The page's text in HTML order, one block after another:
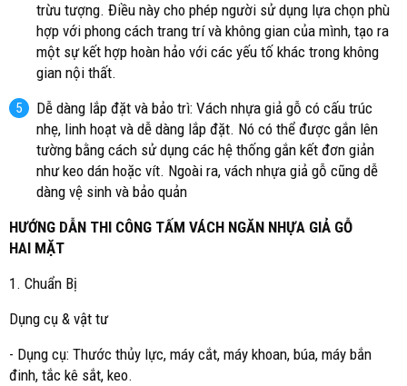
trừu tượng. Điều này cho phép người sử dụng lựa chọn phù
hợp với phong cách trang trí và không gian của mình, tạo ra
một sự kết hợp hoàn hảo với các yếu tố khác trong không
gian nội thất.
Dễ dàng lắp đặt và bảo trì: Vách nhựa giả gỗ có cấu trúc
nhẹ, linh hoạt và dễ dàng lắp đặt. Nó có thể được gắn lên
tường bằng cách sử dụng các hệ thống gắn kết đơn giản
như keo dán hoặc vít. Ngoài ra, vách nhựa giả gỗ cũng dễ
dàng vệ sinh và bảo quản
HƯỚNG DẪN THI CÔNG TẤM VÁCH NGĂN NHỰA GIẢ GỖ
HAI MẶT
1. Chuẩn Bị
Dụng cụ & vật tư
- Dụng cụ: Thước thủy lực, máy cắt, máy khoan, búa, máy bắn
đinh, tắc kê sắt, keo.